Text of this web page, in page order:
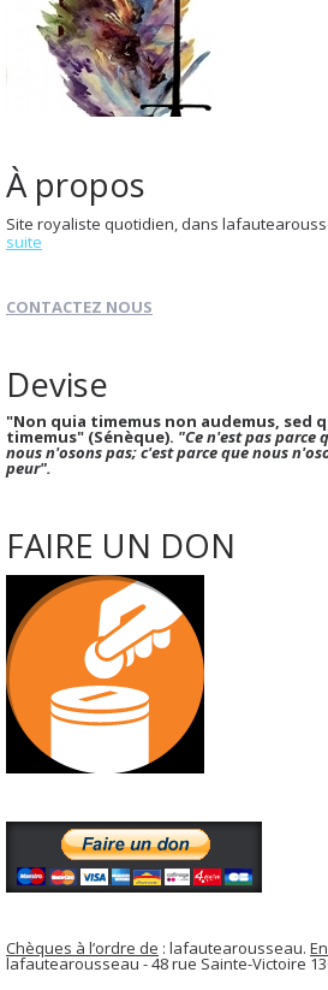
À propos
Site royaliste quotidien, dans
suite
CONTACTEZ NOUS
Devise
"Non quia timemus non audemus, sed
timemus" (Sénèque). "Ce n'est pas parce
nous n'osons pas; c'est parce que nous
peur".
FAIRE UN DON
Chèques à l’ordre de : lafautearousseau.
lafautearousseau - 48 rue Sainte-Victoire